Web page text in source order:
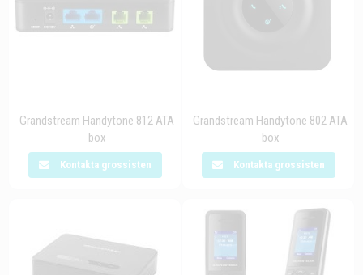
Grandstream Handytone 812 ATA
box
Kontakta grossisten
Grandstream Handytone 802 ATA
box
Kontakta grossisten